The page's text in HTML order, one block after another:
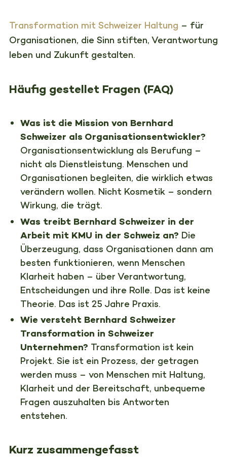
Transformation mit Schweizer Haltung – für
Organisationen, die Sinn stiften, Verantwortung
leben und Zukunft gestalten.
Häufig gestellet Fragen (FAQ)
Was ist die Mission von Bernhard
Schweizer als Organisationsentwickler?
Organisationsentwicklung als Berufung –
nicht als Dienstleistung. Menschen und
Organisationen begleiten, die wirklich etwas
verändern wollen. Nicht Kosmetik – sondern
Wirkung, die trägt.
Was treibt Bernhard Schweizer in der
Arbeit mit KMU in der Schweiz an? Die
Überzeugung, dass Organisationen dann am
besten funktionieren, wenn Menschen
Klarheit haben – über Verantwortung,
Entscheidungen und ihre Rolle. Das ist keine
Theorie. Das ist 25 Jahre Praxis.
Wie versteht Bernhard Schweizer
Transformation in Schweizer
Unternehmen? Transformation ist kein
Projekt. Sie ist ein Prozess, der getragen
werden muss – von Menschen mit Haltung,
Klarheit und der Bereitschaft, unbequeme
Fragen auszuhalten bis Antworten
entstehen.
Kurz zusammengefasst